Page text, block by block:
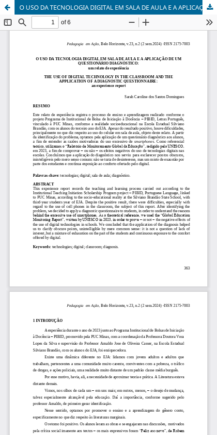
O USO DA TECNOLOGIA DIGITAL EM SALA DE AULA E A APLICAÇÃO DE UM QUESTIONÁRIO DIAGNÓSTICO: